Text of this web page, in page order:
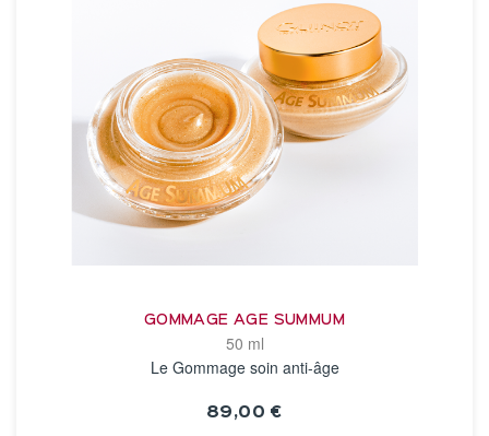
GOMMAGE AGE SUMMUM
50 ml
Le Gommage soin anti-âge
89,00 €